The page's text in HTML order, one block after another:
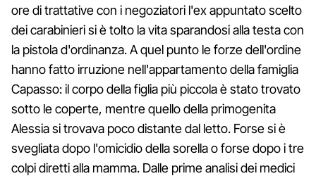
ore di trattative con i negoziatori l'ex appuntato scelto
dei carabinieri si è tolto la vita sparandosi alla testa con
la pistola d'ordinanza. A quel punto le forze dell'ordine
hanno fatto irruzione nell'appartamento della famiglia
Capasso: il corpo della figlia più piccola è stato trovato
sotto le coperte, mentre quello della primogenita
Alessia si trovava poco distante dal letto. Forse si è
svegliata dopo l'omicidio della sorella o forse dopo i tre
colpi diretti alla mamma. Dalle prime analisi dei medici